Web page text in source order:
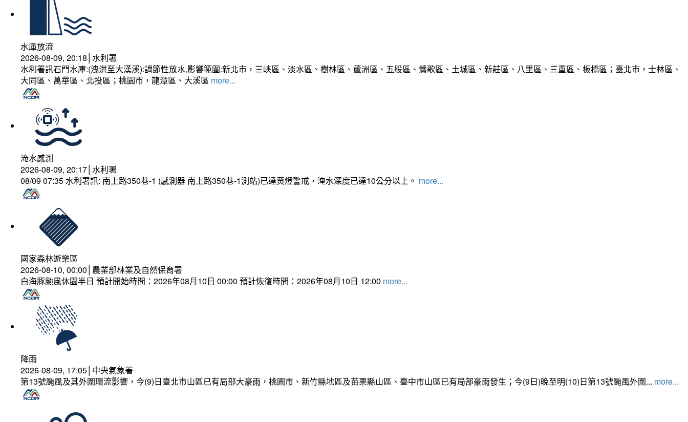
水庫放流
2026-08-09, 20:18│水利署
水利署訊石門水庫:(洩洪至大漢溪):調節性放水,影響範圍:新北市，三峽區、淡水區、樹林區、蘆洲區、五股區、鶯歌區、土城區、新莊區、八里區、三重區、板橋區；臺北市，士林區、
大同區、萬華區、北投區；桃園市，龍潭區、大溪區 more...
淹水感測
2026-08-09, 20:17│水利署
08/09 07:35 水利署訊: 南上路350巷-1 (感測器 南上路350巷-1測站)已達黃燈警戒，淹水深度已達10公分以上。​​​ more...
國家森林遊樂區
2026-08-10, 00:00│農業部林業及自然保育署
白海豚颱風休園半日 預計開始時間：2026年08月10日 00:00 預計恢復時間：2026年08月10日 12:00 more...
降雨
2026-08-09, 17:05│中央氣象署
第13號颱風及其外圍環流影響，今(9)日臺北市山區已有局部大豪雨，桃園市、新竹縣地區及苗栗縣山區、臺中市山區已有局部豪雨發生；今(9日)晚至明(10)日第13號颱風外圍... more...